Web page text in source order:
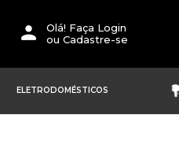
Olá! Faça Login
ou Cadastre-se
ELETRODOMÉSTICOS